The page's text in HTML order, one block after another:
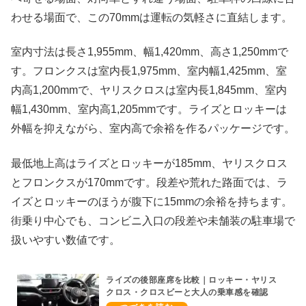
わせる場面で、この70mmは運転の気軽さに直結します。
室内寸法は長さ1,955mm、幅1,420mm、高さ1,250mmで
す。フロンクスは室内長1,975mm、室内幅1,425mm、室
内高1,200mmで、ヤリスクロスは室内長1,845mm、室内
幅1,430mm、室内高1,205mmです。ライズとロッキーは
外幅を抑えながら、室内高で余裕を作るパッケージです。
最低地上高はライズとロッキーが185mm、ヤリスクロス
とフロンクスが170mmです。段差や荒れた路面では、ラ
イズとロッキーのほうが腹下に15mmの余裕を持ちます。
街乗り中心でも、コンビニ入口の段差や未舗装の駐車場で
扱いやすい数値です。
ライズの後部座席を比較｜ロッキー・ヤリス
クロス・クロスビーと大人の乗車感を確認